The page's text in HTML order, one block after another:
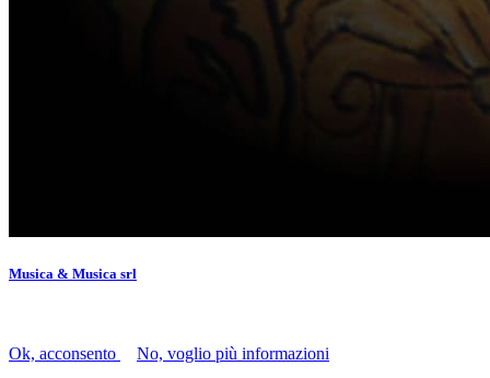
Musica & Musica srl
Ok, acconsento
No, voglio più informazioni